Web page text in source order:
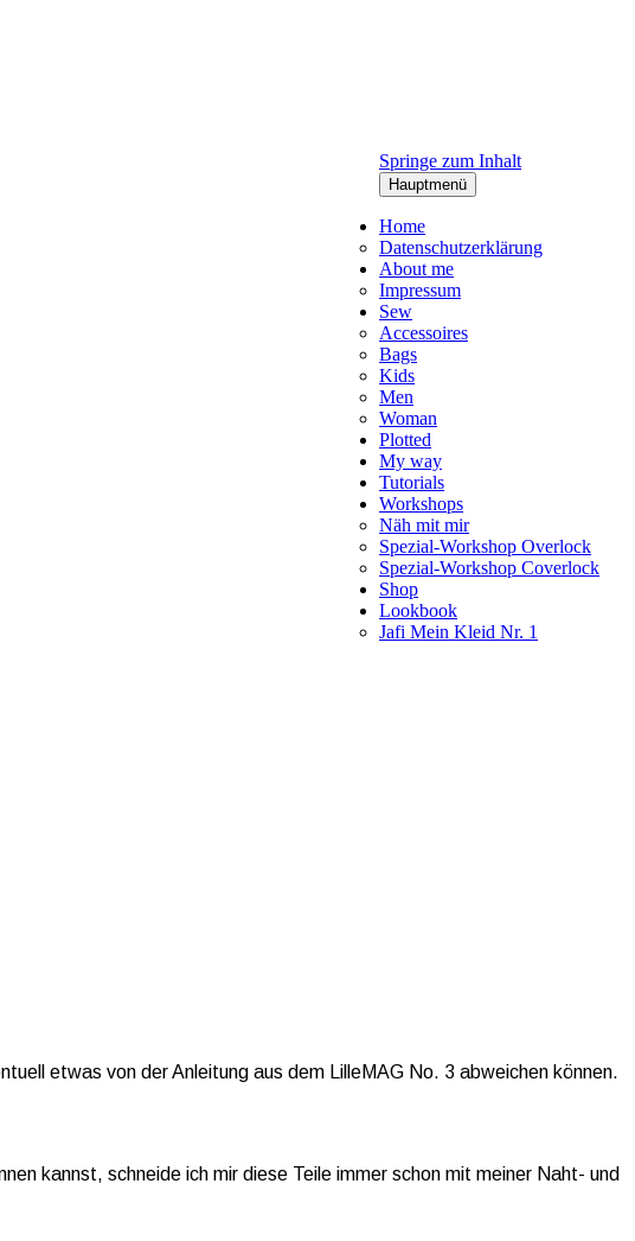
Springe zum Inhalt
Hauptmenü
Home
Datenschutzerklärung
About me
Impressum
Sew
Accessoires
Bags
Kids
Men
Woman
Plotted
My way
Tutorials
Workshops
Näh mit mir
Spezial-Workshop Overlock
Spezial-Workshop Coverlock
Shop
Lookbook
Jafi Mein Kleid Nr. 1
etwas von der Anleitung aus dem LilleMAG No. 3 abweichen können.
kannst, schneide ich mir diese Teile immer schon mit meiner Naht- und